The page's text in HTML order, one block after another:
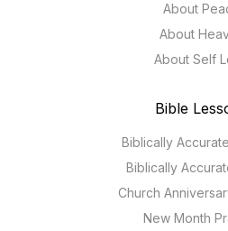
About
About
About Self
Bible
Biblically
Biblically
Church
New Month